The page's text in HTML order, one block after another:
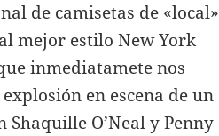
de camisetas de «local»
mejor estilo New York
inmediatamete nos
en escena de un
Shaquille O’Neal y Penny